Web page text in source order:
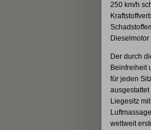
250 km/h
Der durch
Beinfreiheit
für jeden
Liegesitz
weltweit